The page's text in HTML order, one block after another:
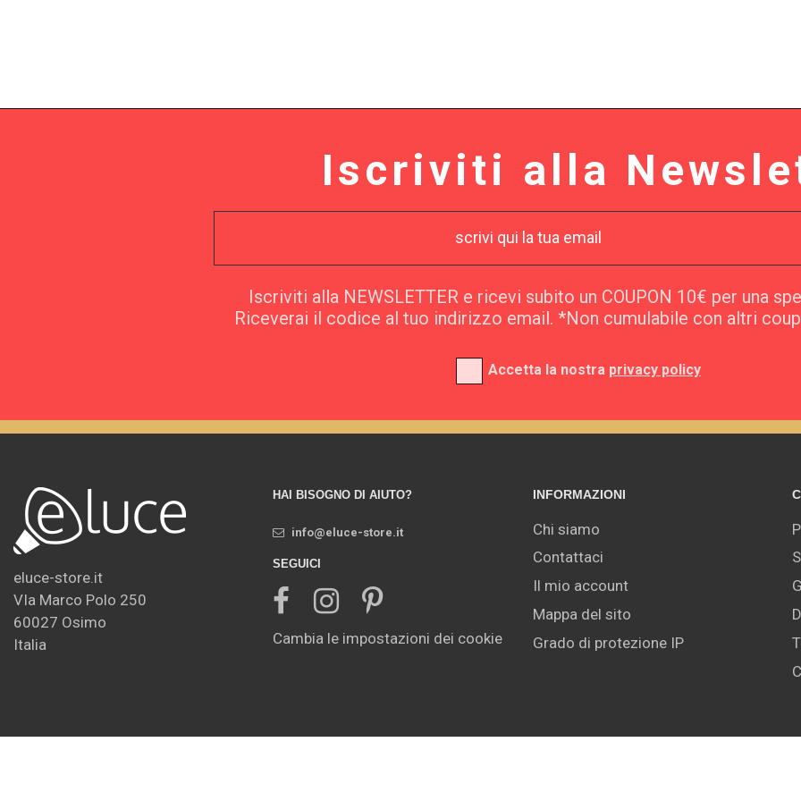
Iscriviti alla
Iscriviti alla NEWSLETTER e ricevi subito un COUPON 10€ per una
Riceverai il codice al tuo indirizzo email. *Non cumulabile con altri
Accetta la nostra privacy policy
eluce-store.it
VIa Marco Polo 250
60027 Osimo
Italia
HAI BISOGNO DI AIUTO?
info@eluce-store.it
SEGUICI
Cambia le impostazioni dei cookie
INFORMAZIONI
Chi siamo
Contattaci
Il mio account
Mappa del sito
Grado di protezione IP